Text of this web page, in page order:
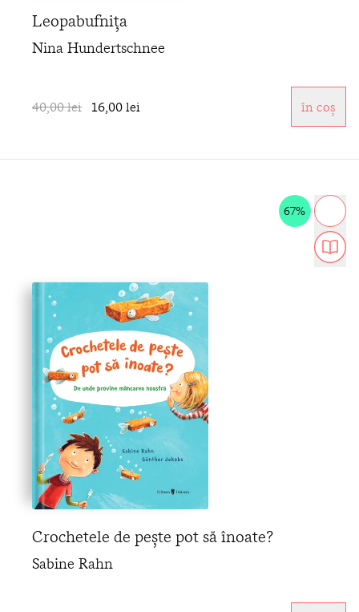
Leopabufnița
Nina Hundertschnee
40,00 lei 16,00 lei în coș
67%
Crochetele de pește pot să înoate?
Sabine Rahn